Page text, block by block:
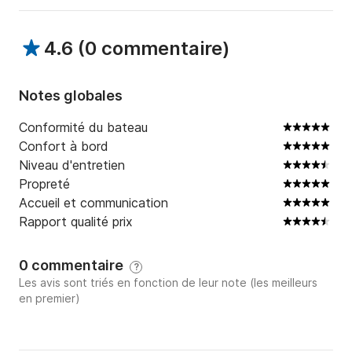
4.6 (0 commentaire)
Notes globales
Conformité du bateau
Confort à bord
Niveau d'entretien
Propreté
Accueil et communication
Rapport qualité prix
0 commentaire ?
Les avis sont triés en fonction de leur note (les meilleurs
en premier)